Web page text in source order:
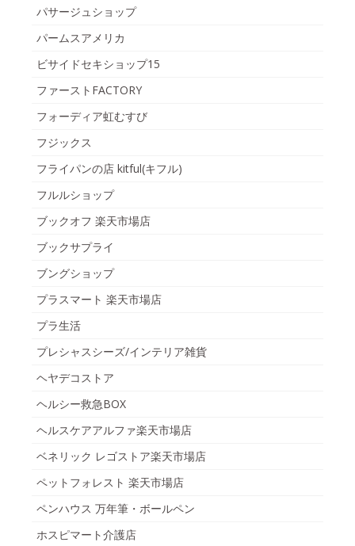
パサージュショップ
パームスアメリカ
ビサイドセキショップ15
ファーストFACTORY
フォーディア虹むすび
フジックス
フライパンの店 kitful(キフル)
フルルショップ
ブックオフ 楽天市場店
ブックサプライ
ブングショップ
プラスマート 楽天市場店
プラ生活
プレシャスシーズ/インテリア雑貨
ヘヤデコストア
ヘルシー救急BOX
ヘルスケアアルファ楽天市場店
ベネリック レゴストア楽天市場店
ペットフォレスト 楽天市場店
ペンハウス 万年筆・ボールペン
ホスピマート介護店